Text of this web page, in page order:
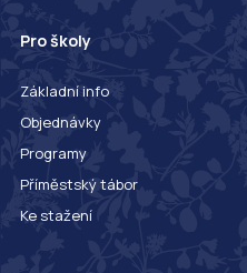
Pro školy
Základní info
Objednávky
Programy
Příměstský tábor
Ke stažení